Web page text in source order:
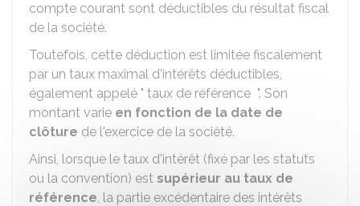
compte courant sont déductibles du résultat fiscal
de la société.
Toutefois, cette déduction est limitée fiscalement
par un taux maximal d'intérêts déductibles,
également appelé " taux de référence ". Son
montant varie en fonction de la date de
clôture de l'exercice de la société.
Ainsi, lorsque le taux d'intérêt (fixé par les statuts
ou la convention) est supérieur au taux de
référence, la partie excédentaire des intérêts